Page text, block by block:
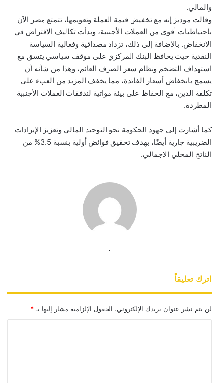
والمالي.
وقالت موديز إنه مع تخفيض قيمة العملة وتعويمها، تتمتع مصر الآن
باحتياطيات أقوى من العملات الأجنبية، وبدأت تكاليف الاقتراض في
الانخفاض. بالإضافة إلى ذلك، تزداد مصداقية وفعالية السياسة
النقدية حيث يحافظ البنك المركزي على موقف سياسي يتسق مع
استهداف التضخم ونظام سعر الصرف العائم، وهذا من شأنه أن
يسمح بانخفاض أسعار الفائدة، مما يخفف المزيد من العبء على
تكلفة الدين، مع الحفاظ على بيئة مواتية لتدفقات العملات الأجنبية
المطردة.
كما أشارت إلى جهود الحكومة نحو التوحيد المالي وتعزيز الإيرادات
الضريبية جارية أيضًا، بهدف تحقيق فوائض أولية بنسبة 3.5% من
الناتج المحلي الإجمالي.
.
اترك تعليقاً
لن يتم نشر عنوان بريدك الإلكتروني. الحقول الإلزامية مشار إليها بـ *